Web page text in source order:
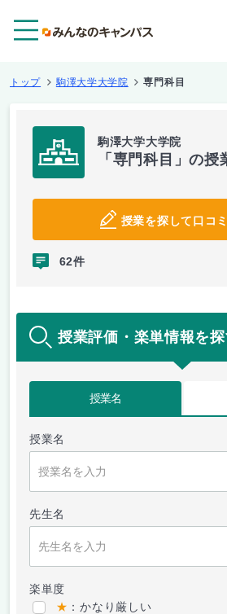
トップ 駒澤大学大学院 専門科目
駒澤大学大学院
「専門科目」の授
授業を探して口コ
62件
授業評価・楽単情報を
授業名
授業名
先生名
楽単度
★ ：かなり厳しい